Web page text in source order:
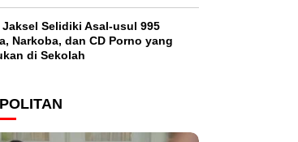
Jaksel Selidiki Asal-usul 995
Narkoba, dan CD Porno yang
di Sekolah